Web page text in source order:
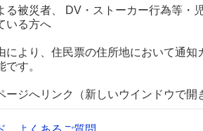
被災者、 DV・ストーカー行為等・
いる方へ
より、住民票の住所地において通
です。
ジへリンク（新しいウインドウで開